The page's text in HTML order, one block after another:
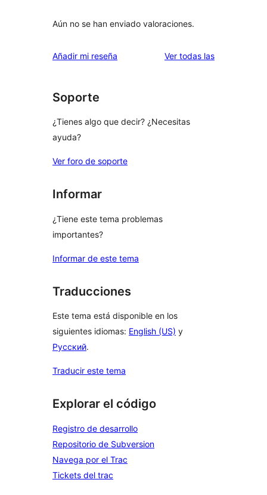
Aún no se han enviado valoraciones.
Añadir mi reseña Ver todas lasvaloraciones
Soporte
¿Tienes algo que decir? ¿Necesitas
ayuda?
Ver foro de soporte
Informar
¿Tiene este tema problemas
importantes?
Informar de este tema
Traducciones
Este tema está disponible en los
siguientes idiomas: English (US) y
Русский.
Traducir este tema
Explorar el código
Registro de desarrollo
Repositorio de Subversion
Navega por el Trac
Tickets del trac